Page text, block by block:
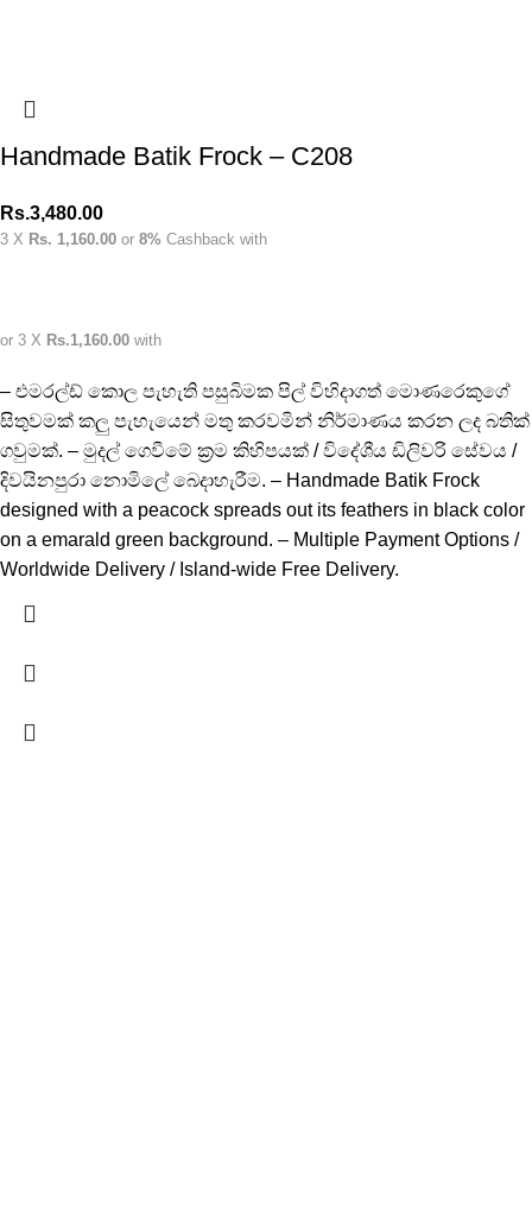
Handmade Batik Frock – C208
Rs.3,480.00
3 X Rs. 1,160.00 or 8% Cashback with
or 3 X Rs.1,160.00 with
– එමරල්ඩ් කොල පැහැති පසුබිමක පිල් විහිදාගත් මොණරෙකුගේ
සිතුවමක් කලු පැහැයෙන් මතු කරවමින් නිර්මාණය කරන ලද බතික්
ගවුමක්. – මුදල් ගෙවීමේ ක්‍රම කිහිපයක් / විදේශීය ඩිලිවරි සේවය /
දිවයිනපුරා නොමිලේ බෙදාහැරීම. – Handmade Batik Frock
designed with a peacock spreads out its feathers in black color
on a emarald green background. – Multiple Payment Options /
Worldwide Delivery / Island-wide Free Delivery.